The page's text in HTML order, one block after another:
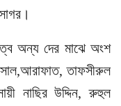
অন্য দের মাঝে অংশ
তাফসীরুল
নাছির উদ্দিন, রুহুল